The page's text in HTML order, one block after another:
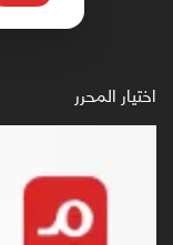
اختيار المحرر